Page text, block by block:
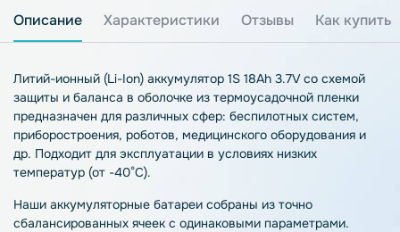
Описание Характеристики Отзывы Как купить
Литий-ионный (Li-Ion) аккумулятор 1S 18Ah 3.7V со схемой
защиты и баланса в оболочке из термоусадочной пленки
предназначен для различных сфер: беспилотных систем,
приборостроения, роботов, медицинского оборудования и
др. Подходит для эксплуатации в условиях низких
температур (от -40°C).
Наши аккумуляторные батареи собраны из точно
сбалансированных ячеек с одинаковыми параметрами.